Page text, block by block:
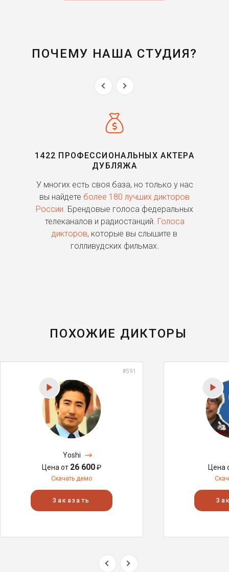
ПОЧЕМУ НАША СТУДИЯ?
1422 ПРОФЕССИОНАЛЬНЫХ АКТЕРА
ДУБЛЯЖА
У многих есть своя база, но только у нас
вы найдете более 180 лучших дикторов
России. Брендовые голоса федеральных
телеканалов и радиостанций. Голоса
дикторов, которые вы слышите в
голливудских фильмах.
ПОХОЖИЕ ДИКТОРЫ
#591
Yoshi
Цена от 26 600₽
Скачать демо
Заказать
Цена